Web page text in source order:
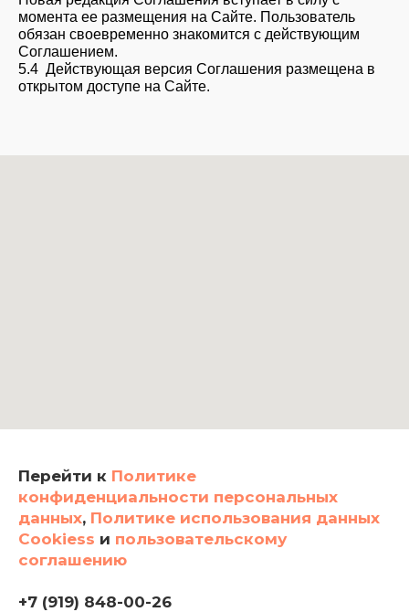
момента ее размещения на Сайте. Пользователь
обязан своевременно знакомится с действующим
Соглашением.
5.4 Действующая версия Соглашения размещена в
открытом доступе на Сайте.
Перейти к Политике
конфиденциальности персональных
данных, Политике использования данных
Cookiess и пользовательскому
соглашению
+7 (919) 848-00-26